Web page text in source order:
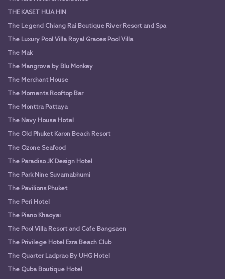
THE KASET HUA HIN
The Legend Chiang Rai Boutique River Resort and Spa
The Luxury Pool Villa Royal Graces Pool Villa
The Mak
The Mangrove by Blu Monkey
The Merchant House
The Moments Rooftop Bar
The Monttra Pattaya
The Navy House Hotel
The Old Phuket Karon Beach Resort
The Ozone Seafood
The Paradiso JK Design Hotel
The Park Nine Suvarnabhumi
The Pavilions Phuket
The Peri Hotel
The Piano Khaoyai
The Pool Villa Resort and Cafe Bangsaen
The Privilege Hotel Ezra Beach Club
The Quarter Ladprao By UHG Hotel
The Quba Boutique Hotel